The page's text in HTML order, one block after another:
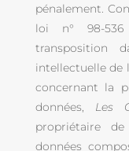
pénalement.
loi n° 98-
transposition
intellectuelle de
concernant la
données, Les
propriétaire
données